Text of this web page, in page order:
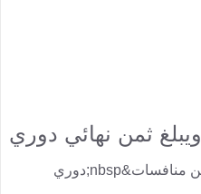
ثمن نهائي دوري
تأهل لاتسيو إلى دور الستة عشر من منافسات&nbsp;دوري